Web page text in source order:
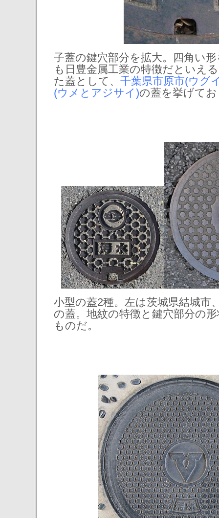
子蓋の鍵穴部分を拡大。四角い
も日豊金属工業の特徴だといえ
た蓋として、 千葉県市原市(ウグ
(ウメとアジサイ)の蓋を挙げて
小型の蓋2種。左は茨城県結城市
の蓋。地紋の特徴と鍵穴部分の
ものだ。